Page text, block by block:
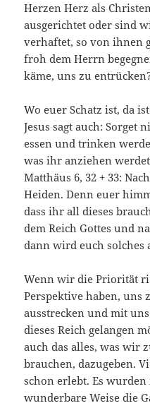
Herzen Herz als
ausgerichtet oder sind
verhaftet, so von ihnen
froh dem Herrn
käme, uns zu
Wo euer Schatz ist, da
Jesus sagt auch: Sorget
essen und trinken
was ihr anziehen
Matthäus 6, 32 + 33:
Heiden. Denn euer
dass ihr all dieses
dem Reich Gottes und
dann wird euch solches
Wenn wir die Priorität
Perspektive haben, uns
ausstrecken und mit
dieses Reich gelangen
auch das alles, was wir
brauchen, dazugeben.
schon erlebt. Es
wunderbare Weise die